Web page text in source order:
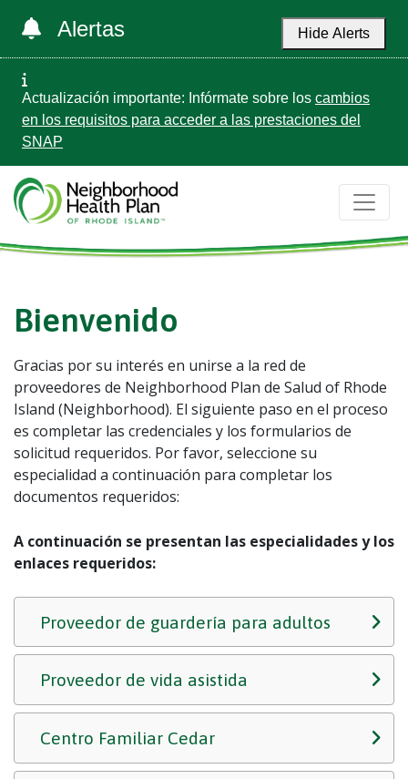
Alertas Hide Alerts
Actualización importante: Infórmate sobre los cambios
en los requisitos para acceder a las prestaciones del
SNAP
Bienvenido
Gracias por su interés en unirse a la red de
proveedores de Neighborhood Plan de Salud of Rhode
Island (Neighborhood). El siguiente paso en el proceso
es completar las credenciales y los formularios de
solicitud requeridos. Por favor, seleccione su
especialidad a continuación para completar los
documentos requeridos:
A continuación se presentan las especialidades y los
enlaces requeridos:
Proveedor de guardería para adultos
Proveedor de vida asistida
Centro Familiar Cedar